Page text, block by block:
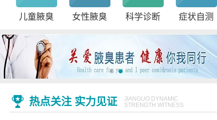
儿童腋臭 女性腋臭 科学诊断 症状自测
热点关注 实力见证
JIANGUO DYNAMIC
STRENGTH WITNESS